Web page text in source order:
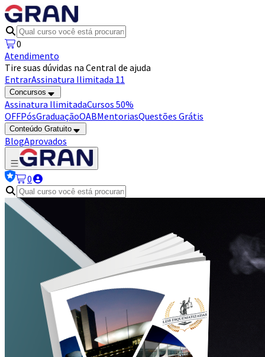
0
Atendimento
Tire suas dúvidas na Central de ajuda
EntrarAssinatura Ilimitada 11
Concursos
Assinatura IlimitadaCursos 50%
OFFPósGraduaçãoOABMentoriasQuestões Grátis
Conteúdo Gratuito
BlogAprovados
0